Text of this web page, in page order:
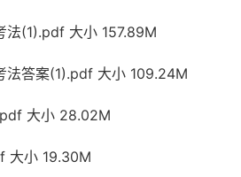
法(1).pdf 大小 157.89M
法答案(1).pdf 大小 109.24M
大小 28.02M
大小 19.30M